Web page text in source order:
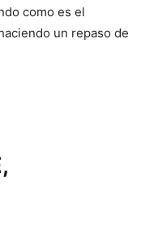
como es el
un repaso de